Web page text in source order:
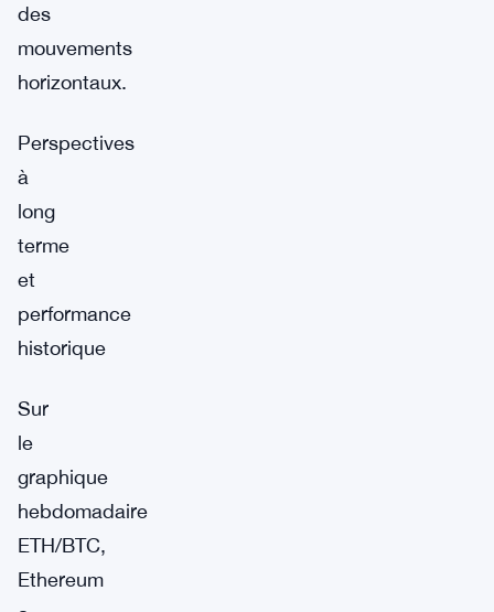
des
mouvements
horizontaux.
Perspectives
à
long
terme
et
performance
historique
Sur
le
graphique
hebdomadaire
ETH/BTC,
Ethereum